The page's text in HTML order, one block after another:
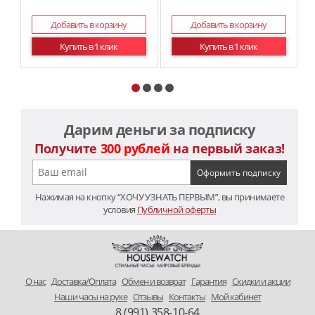
Добавить в корзину
Купить в 1 клик
Добавить в корзину
Купить в 1 клик
Дарим деньги за подписку
Получите 300 рублей на первый заказ!
Нажимая на кнопку “ХОЧУ УЗНАТЬ ПЕРВЫМ”, вы принимаете
условия Публичной оферты
O нас Доставка/Оплата Обмен и возврат Гарантия Скидки и акции
Наши часы на руке Отзывы Контакты Мой кабинет
8 (991) 358-10-64